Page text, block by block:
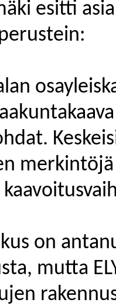
esitti
on
mutta